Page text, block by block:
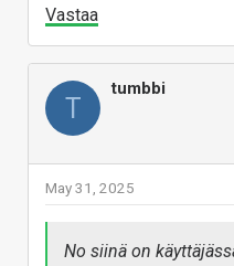
Vastaa
T
tumbbi
May 31, 2025
No siinä on